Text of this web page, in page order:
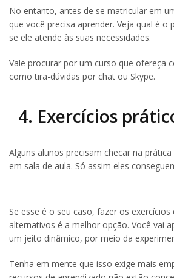
No entanto, antes de se matricular em
que você precisa aprender. Veja qual é o
se ele atende às suas necessidades.
Vale procurar por um curso que ofereça
como tira-dúvidas por chat ou Skype.
4. Exercícios
Alguns alunos precisam checar na
em sala de aula. Só assim eles
Se esse é o seu caso, fazer os
alternativos é a melhor opção. Você vai
um jeito dinâmico, por meio da
Tenha em mente que isso exige mais